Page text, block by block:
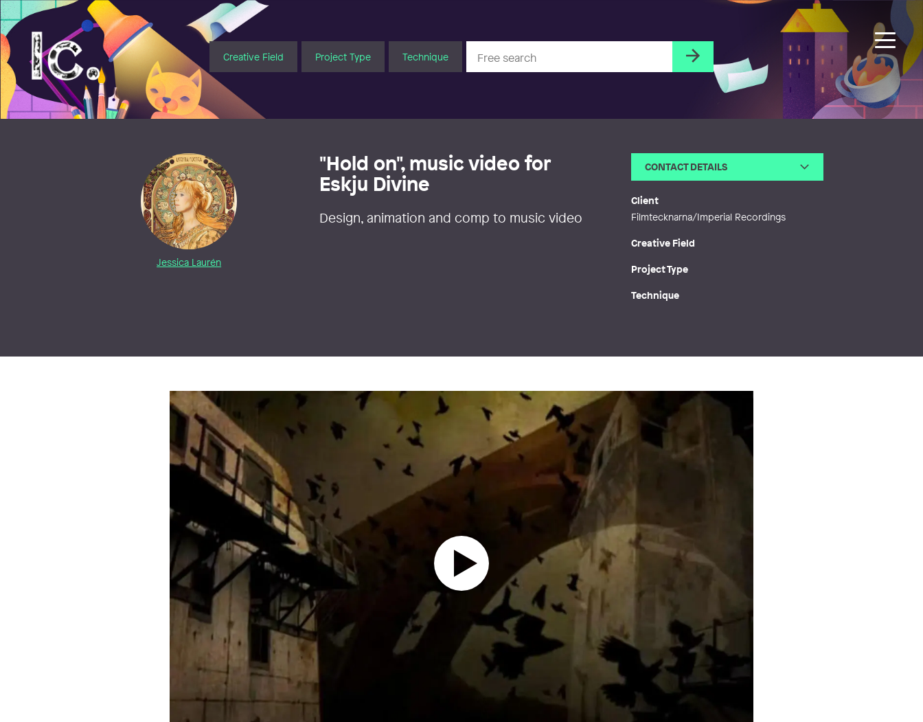
Illustratörcentrum
Creative Field Project Type Technique
Jessica Laurén
"Hold on", music video for
Eskju Divine
Design, animation and comp to music video
CONTACT DETAILS
Web
essica-lauren
Client
Filmtecknarna/Imperial Recordings
Creative Field
Project Type
Technique